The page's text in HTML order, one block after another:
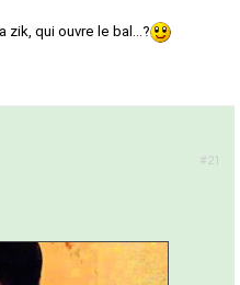
qui ouvre le bal...?
#21